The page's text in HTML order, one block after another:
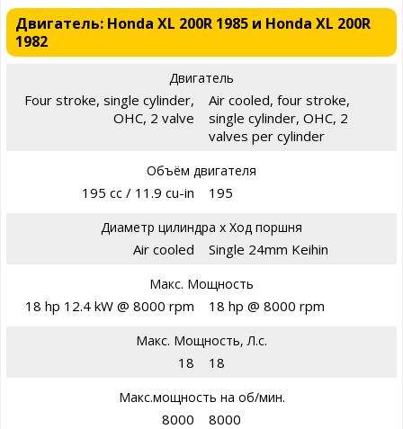
Двигатель: Honda XL 200R 1985 и Honda XL 200R
1982
Двигатель
Four stroke, single cylinder,
OHC, 2 valve
Air cooled, four stroke,
single cylinder, OHC, 2
valves per cylinder
Объём двигателя
195 cc / 11.9 cu-in 195
Диаметр цилиндра х Ход поршня
Air cooled Single 24mm Keihin
Макс. Мощность
18 hp 12.4 kW @ 8000 rpm 18 hp @ 8000 rpm
Макс. Мощность, Л.с.
18 18
Макс.мощность на об/мин.
8000 8000